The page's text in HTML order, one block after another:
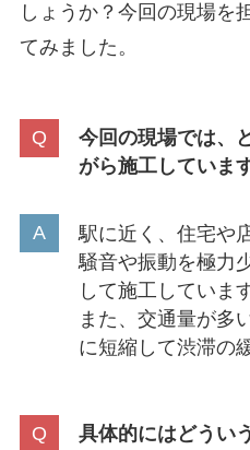
しょうか？今回の現場を
てみました。
今回の現場では、
がら施工していま
駅に近く、住宅や
騒音や振動を極力
して施工しています
また、交通量が多
に短縮して渋滞の
具体的にはどうい